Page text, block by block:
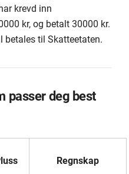
krevd inn
kr, og betalt 30000 kr.
betales til Skatteetaten.
passer deg best
Regnskap